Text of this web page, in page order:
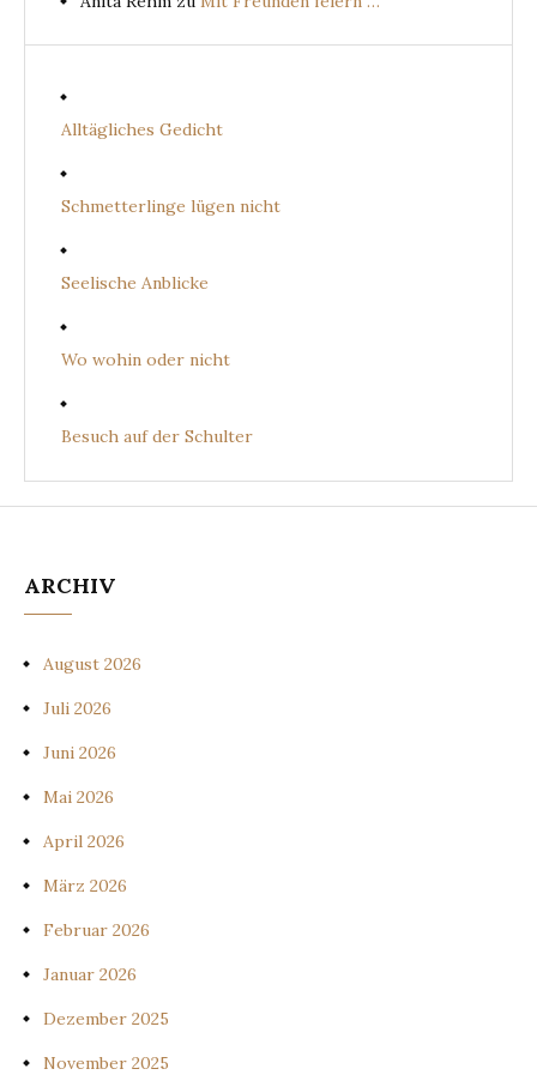
Alltägliches Gedicht
Schmetterlinge lügen nicht
Seelische Anblicke
Wo wohin oder nicht
Besuch auf der Schulter
ARCHIV
August 2026
Juli 2026
Juni 2026
Mai 2026
April 2026
März 2026
Februar 2026
Januar 2026
Dezember 2025
November 2025